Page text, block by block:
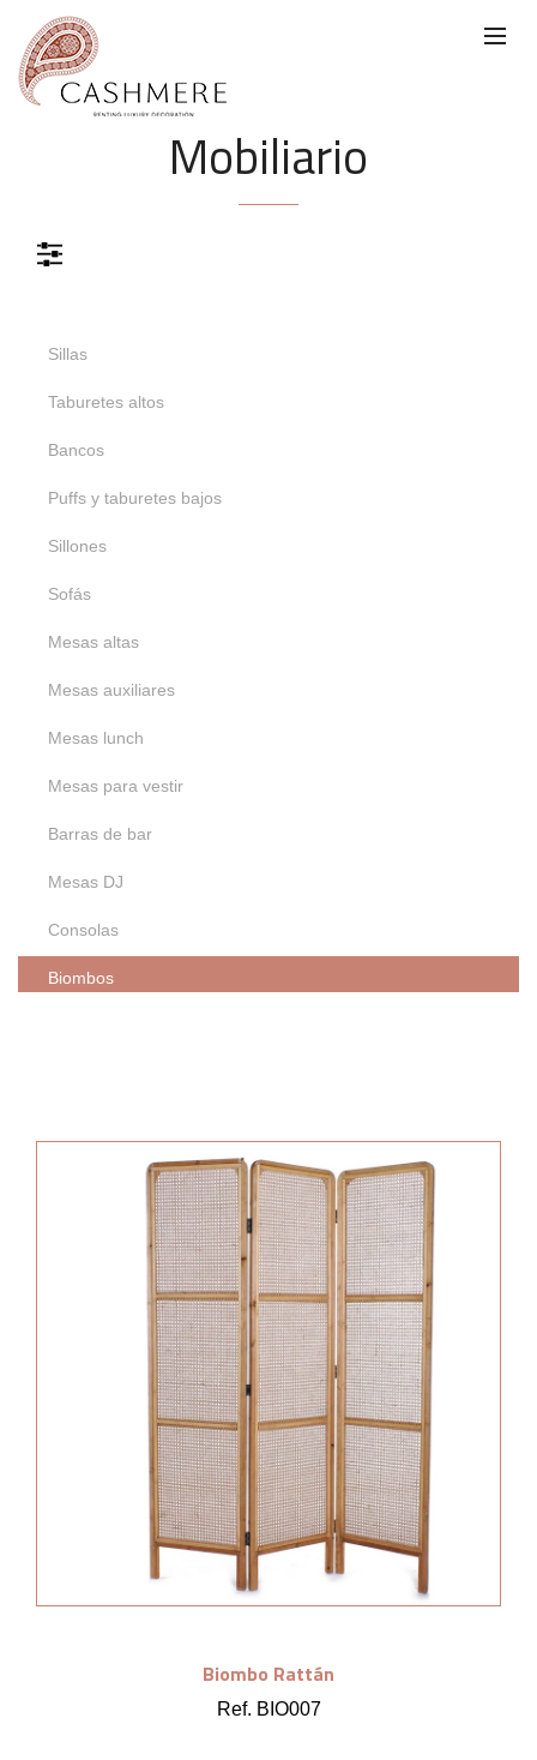
Mobiliario
Verde
Sillas
Taburetes altos
Bancos
Puffs y taburetes bajos
Sillones
Sofás
Mesas altas
Mesas auxiliares
Mesas lunch
Mesas para vestir
Barras de bar
Mesas DJ
Consolas
Biombos
Biombo Rattán
Ref. BIO007